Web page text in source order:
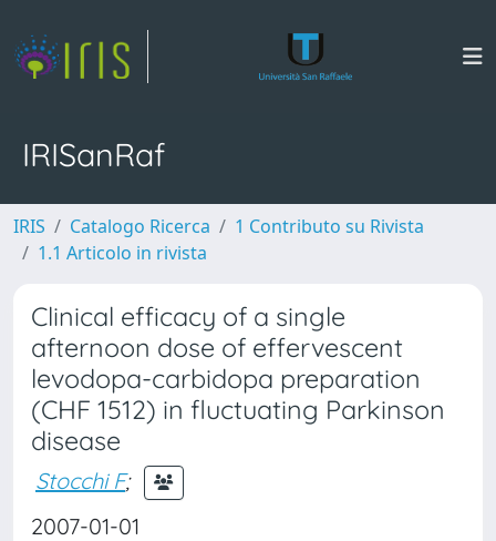
IRISanRaf
IRIS Catalogo Ricerca
1 Contributo su Rivista
1.1 Articolo in rivista
Clinical efficacy of a single
afternoon dose of effervescent
levodopa-carbidopa preparation
(CHF 1512) in fluctuating Parkinson
disease
Stocchi F;
2007-01-01